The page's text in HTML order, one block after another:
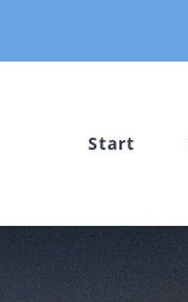
Start